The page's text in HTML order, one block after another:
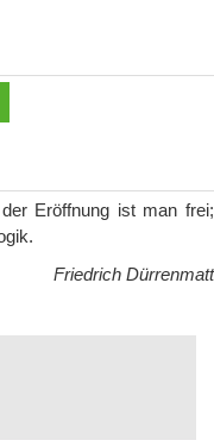
Eröffnung ist man frei;
Friedrich Dürrenmatt